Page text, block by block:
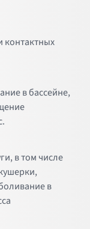
контактных
в бассейне,
в том числе
в